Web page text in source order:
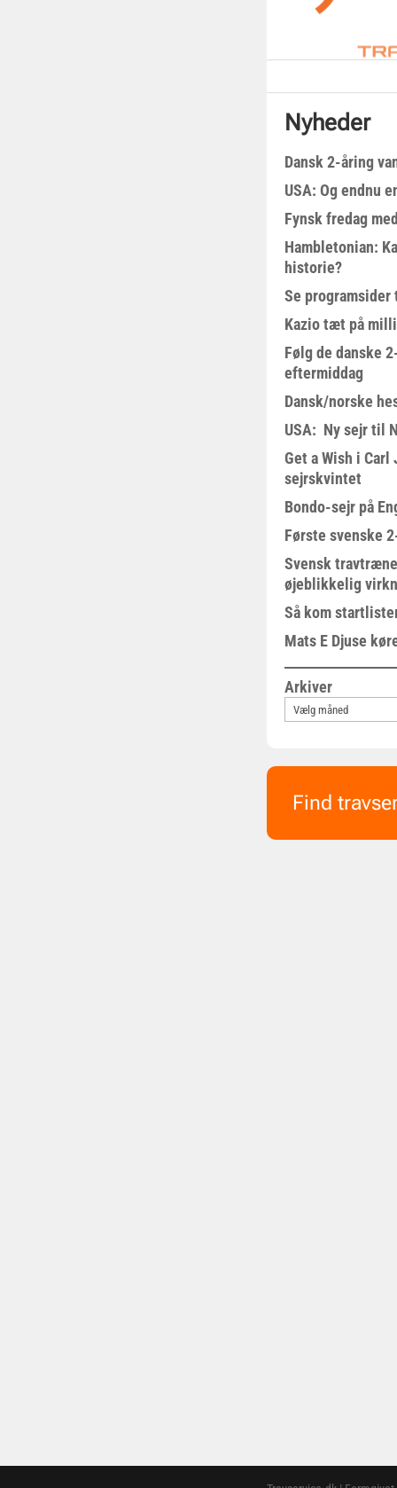
Nyheder
Dansk 2-åring
USA: Og endnu
Fynsk fredag
Hambletonian:
historie?
Se
Kazio tæt på
Følg de danske
eftermiddag
Dansk/norske
USA: Ny sejr til
Get a Wish i Carl
sejrskvintet
Bondo-sejr på
Første svenske
Svensk
øjeblikkelig
Så kom
Mats E Djuse
Arkiver
Find